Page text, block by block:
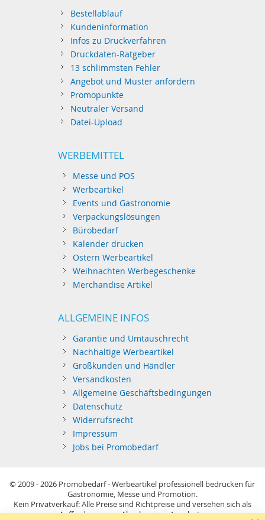
Bestellablauf
Kundeninformation
Infos zu Druckverfahren
Druckdaten-Ratgeber
13 schlimmsten Fehler
Angebot und Muster anfordern
Promopunkte
Neutraler Versand
Datei-Upload
WERBEMITTEL
Messe und POS
Werbeartikel
Events und Gastronomie
Verpackungslösungen
Bürobedarf
Kalender drucken
Ostern Werbeartikel
Weihnachten Werbegeschenke
Merchandise Artikel
ALLGEMEINE INFOS
Garantie und Umtauschrecht
Nachhaltige Werbeartikel
Großkunden und Händler
Versandkosten
Allgemeine Geschäftsbedingungen
Datenschutz
Widerrufsrecht
Impressum
Jobs bei Promobedarf
© 2009 - 2026 Promobedarf - Werbeartikel professionell bedrucken für
Gastronomie, Messe und Promotion.
Kein Privatverkauf: Alle Preise sind Richtpreise und versehen sich als
Aufforderung zur Abgabe eines Angebots.